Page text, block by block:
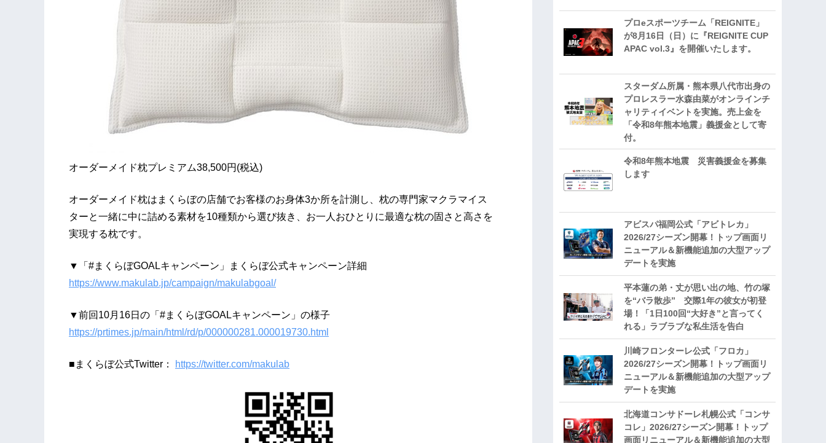
オーダーメイド枕プレミアム38,500円(税込)
オーダーメイド枕はまくらぼの店舗でお客様のお身体3か所を計測し、枕の専門家マクラマイス
ターと一緒に中に詰める素材を10種類から選び抜き、お一人おひとりに最適な枕の固さと高さを
実現する枕です。
▼「#まくらぼGOALキャンペーン」まくらぼ公式キャンペーン詳細
https://www.makulab.jp/campaign/makulabgoal/
▼前回10月16日の「#まくらぼGOALキャンペーン」の様子
https://prtimes.jp/main/html/rd/p/000000281.000019730.html
■まくらぼ公式Twitter： https://twitter.com/makulab
プロeスポーツチーム「REIGNITE」
が8月16日（日）に『REIGNITE CUP
APAC vol.3』を開催いたします。
スターダム所属・熊本県八代市出身の
プロレスラー水森由菜がオンラインチ
ャリティイベントを実施。売上金を
「令和8年熊本地震」義援金として寄
付。
令和8年熊本地震 災害義援金を募集
します
アビスパ福岡公式「アビトレカ」
2026/27シーズン開幕！トップ画面リ
ニューアル＆新機能追加の大型アップ
デートを実施
平本蓮の弟・丈が思い出の地、竹の塚
を“バラ散歩” 交際1年の彼女が初登
場！「1日100回“大好き”と言ってく
れる」ラブラブな私生活を告白
川崎フロンターレ公式「フロカ」
2026/27シーズン開幕！トップ画面リ
ニューアル＆新機能追加の大型アップ
デートを実施
北海道コンサドーレ札幌公式「コンサ
コレ」2026/27シーズン開幕！トップ
画面リニューアル＆新機能追加の大型